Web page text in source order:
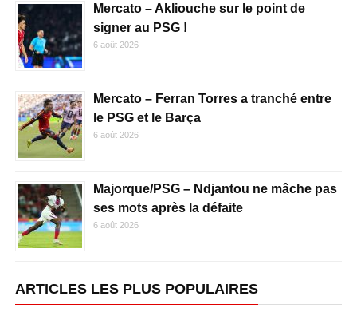
Mercato – Akliouche sur le point de
signer au PSG !
6 août 2026
Mercato – Ferran Torres a tranché entre
le PSG et le Barça
6 août 2026
Majorque/PSG – Ndjantou ne mâche pas
ses mots après la défaite
6 août 2026
ARTICLES LES PLUS POPULAIRES